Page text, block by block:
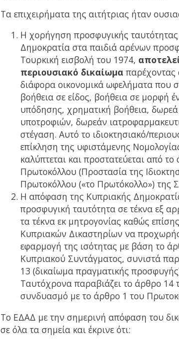
Τα επιχειρήματα της αιτήτριας ήταν
Η χορήγηση προσφυγικής
Δημοκρατία στα παιδιά αρένων
Τουρκική εισβολή του 1974,
περιουσιακό δικαίωμα παρέχοντας
διάφορα οικονομικά ωφελήματα που
βοήθεια σε είδος, βοήθεια σε μορφή
υπόδησης, χρηματική βοήθεια,
υποτροφιών, δωρεάν
στέγαση. Αυτό το ιδιοκτησιακό/
επίκληση της υφιστάμενης
καλύπτεται και προστατεύεται από
Πρωτοκόλλου (Προστασία της
Πρωτοκόλλου («το Πρωτόκολλο») της
Η απόφαση της Κυπριακής
προσφυγική ταυτότητα σε τέκνα εξ
τα τέκνα εκ μητρογονίας καθώς
Κυπριακών Δικαστηρίων να
εφαρμογή της ισότητας με βάση το
Κυπριακού Συντάγματος, συνιστά
13 (δικαίωμα πραγματικής
Ταυτόχρονα παραβιάζει το άρθρο 14
συνδυασμό με το άρθρο 1 του
Το ΕΔΑΔ με την σημερινή απόφαση του
σε όλα τα σημεία και έκρινε ότι: